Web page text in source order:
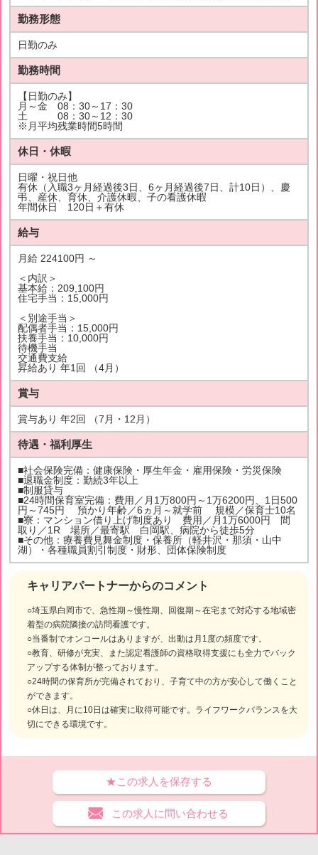
キャリアパートナーからのコメント
○埼玉県白岡市で、急性期～慢性期、回復期～在宅まで対応する地域密
着型の病院隣接の訪問看護です。
○当番制でオンコールはありますが、出動は月1度の頻度です。
○教育、研修が充実、また認定看護師の資格取得支援にも全力でバック
アップする体制が整っております。
○24時間の保育所が完備されており、子育て中の方が安心して働くこと
ができます。
○休日は、月に10日は確実に取得可能です。ライフワークバランスを大
切にできる環境です。
勤務形態
日勤のみ
勤務時間
【日勤のみ】
月～金 08：30～17：30
土 08：30～12：30
※月平均残業時間5時間
休日・休暇
日曜・祝日他
有休（入職3ヶ月経過後3日、6ヶ月経過後7日、計10日）、慶
弔、産休、育休、介護休暇、子の看護休暇
年間休日 120日＋有休
給与
月給 224100円 ～
＜内訳＞
基本給：209,100円
住宅手当：15,000円
＜別途手当＞
配偶者手当：15,000円
扶養手当：10,000円
待機手当
交通費支給
昇給あり 年1回 （4月）
賞与
賞与あり 年2回 （7月・12月）
待遇・福利厚生
■社会保険完備：健康保険・厚生年金・雇用保険・労災保険
■退職金制度：勤続3年以上
■制服貸与
■24時間保育室完備：費用／月1万800円～1万6200円、1日500
円～745円 預かり年齢／6ヵ月～就学前 規模／保育士10名
■寮：マンション借り上げ制度あり 費用／月1万6000円 間
取り／1R 場所／最寄駅 白岡駅、病院から徒歩5分
■その他：療養費見舞金制度・保養所（軽井沢・那須・山中
湖）・各種職員割引制度・財形、団体保険制度
★この求人を保存する
この求人に問い合わせる